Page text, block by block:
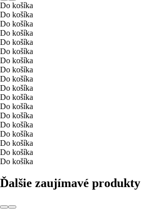
Do košíka
Do košíka
Do košíka
Do košíka
Do košíka
Do košíka
Do košíka
Do košíka
Do košíka
Do košíka
Do košíka
Do košíka
Do košíka
Do košíka
Do košíka
Do košíka
Do košíka
Do košíka
Ďalšie zaujímavé produkty